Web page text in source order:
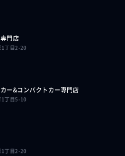
門店
丁目2-20
ー&コンパクトカー専門店
丁目5-10
丁目2-20